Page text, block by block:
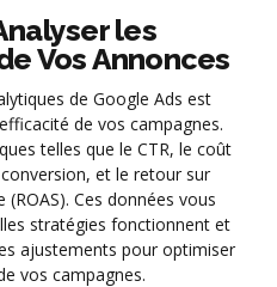
les
Vos Annonces
de Google Ads est
de vos campagnes.
telles que le CTR, le coût
et le retour sur
Ces données vous
stratégies fonctionnent et
ajustements pour optimiser
vos campagnes.